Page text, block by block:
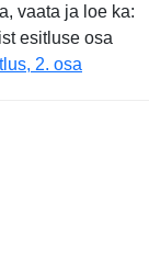
vaata ja loe ka:
esitluse osa
2. osa